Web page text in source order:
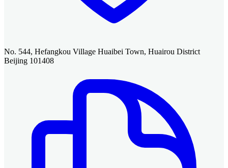
No. 544, Hefangkou Village Huaibei Town, Huairou District
Beijing 101408